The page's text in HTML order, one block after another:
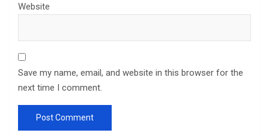
Website
Save my name, email, and website in this browser for the
next time I comment.